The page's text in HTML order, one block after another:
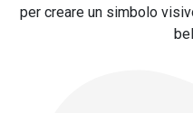
per creare un simbolo